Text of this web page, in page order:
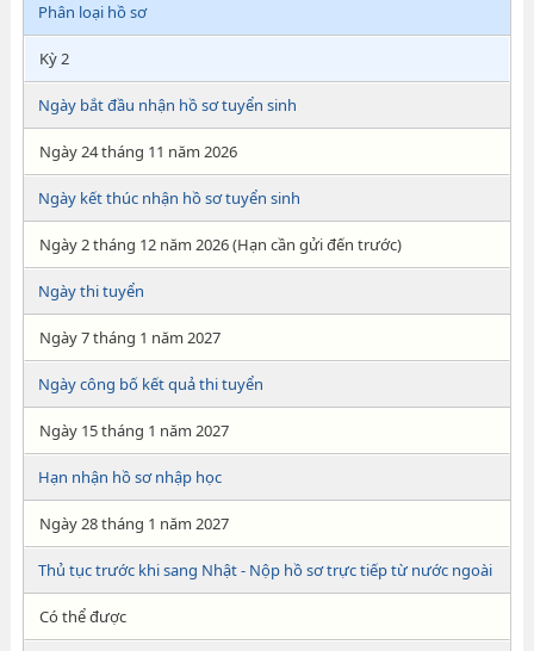
Phân loại hồ sơ
Kỳ 2
Ngày bắt đầu nhận hồ sơ tuyển sinh
Ngày 24 tháng 11 năm 2026
Ngày kết thúc nhận hồ sơ tuyển sinh
Ngày 2 tháng 12 năm 2026 (Hạn cần gửi đến trước)
Ngày thi tuyển
Ngày 7 tháng 1 năm 2027
Ngày công bố kết quả thi tuyển
Ngày 15 tháng 1 năm 2027
Hạn nhận hồ sơ nhập học
Ngày 28 tháng 1 năm 2027
Thủ tục trước khi sang Nhật - Nộp hồ sơ trực tiếp từ nước ngoài
Có thể được